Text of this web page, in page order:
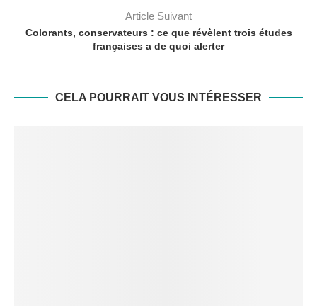
Article Suivant
Colorants, conservateurs : ce que révèlent trois études
françaises a de quoi alerter
CELA POURRAIT VOUS INTÉRESSER